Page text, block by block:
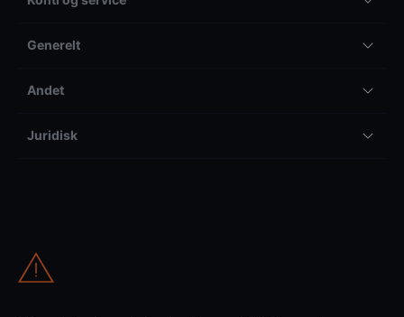
Generelt
Andet
Juridisk